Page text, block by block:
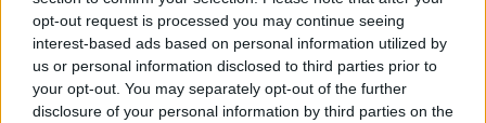
opt-out request is processed you may continue seeing
interest-based ads based on personal information utilized by
us or personal information disclosed to third parties prior to
your opt-out. You may separately opt-out of the further
disclosure of your personal information by third parties on the
Ob povečanem številu podtaknjenih
požarov pozivi občanom k takojšnjemu
obveščanju policije
6. avgust 2026